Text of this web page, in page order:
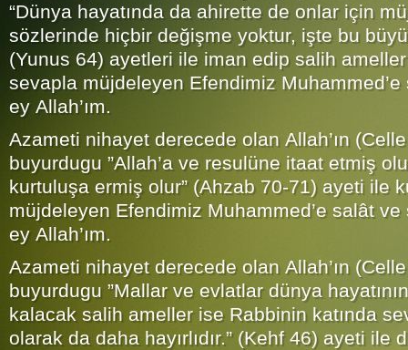
“Dünya hayatında da ahirette de onlar için
sözlerinde hiçbir değişme yoktur, işte bu
(Yunus 64) ayetleri ile iman edip salih
sevapla müjdeleyen Efendimiz
ey Allah’ım.
Azameti nihayet derecede olan Allah’ın
buyurdugu ”Allah’a ve resulüne itaat etmiş
kurtuluşa ermiş olur” (Ahzab 70-71) ayeti ile
müjdeleyen Efendimiz Muhammed’e salât
ey Allah’ım.
Azameti nihayet derecede olan Allah’ın
buyurdugu ”Mallar ve evlatlar dünya
kalacak salih ameller ise Rabbinin katında
olarak da daha hayırlıdır.” (Kehf 46) ayeti ile